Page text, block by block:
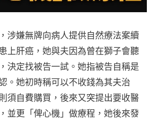
涉嫌無牌向病人提供自然療法案續
上肝癌，她與夫因為曾在獅子會聽
決定找被告一試。她指被告自稱是
。她初時稱可以不收錢為其夫治
須自費購買，後來又突提出要收醫
並更「俾心機」做療程，她後來發